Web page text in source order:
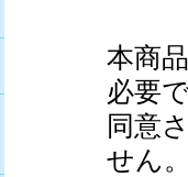
本商
必要
同意
せん